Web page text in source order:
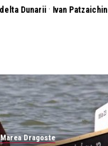
delta Dunarii · Ivan Patzaichin
Dragoste